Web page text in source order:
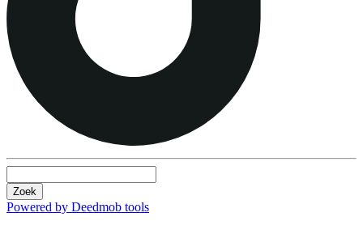
Zoek
Powered by Deedmob tools